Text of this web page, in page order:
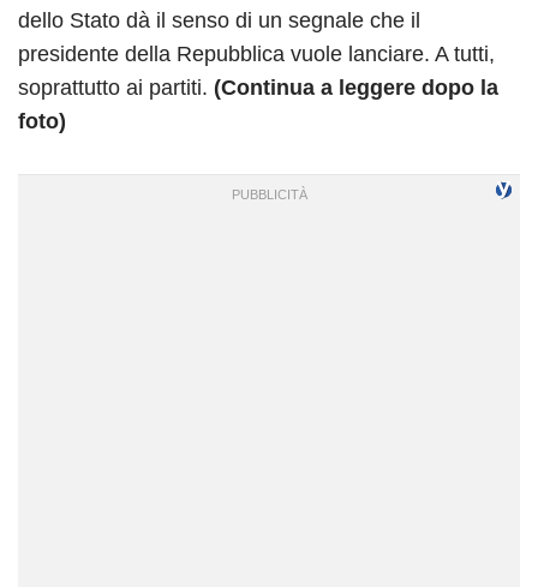
dello Stato dà il senso di un segnale che il
presidente della Repubblica vuole lanciare. A tutti,
soprattutto ai partiti. (Continua a leggere dopo la
foto)